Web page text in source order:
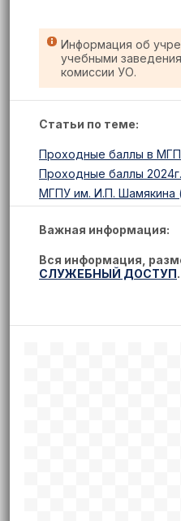
Информация об
учебными
комиссии УО.
Статьи по теме:
Проходные баллы в
Проходные баллы
МГПУ им. И.П. Шамякина
Важная информация:
Вся информация,
СЛУЖЕБНЫЙ ДОСТУП